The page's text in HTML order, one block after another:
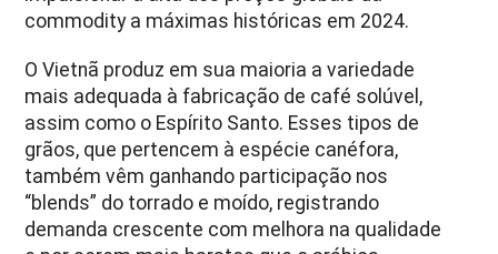
commodity a máximas históricas em 2024.
O Vietnã produz em sua maioria a variedade
mais adequada à fabricação de café solúvel,
assim como o Espírito Santo. Esses tipos de
grãos, que pertencem à espécie canéfora,
também vêm ganhando participação nos
“blends” do torrado e moído, registrando
demanda crescente com melhora na qualidade